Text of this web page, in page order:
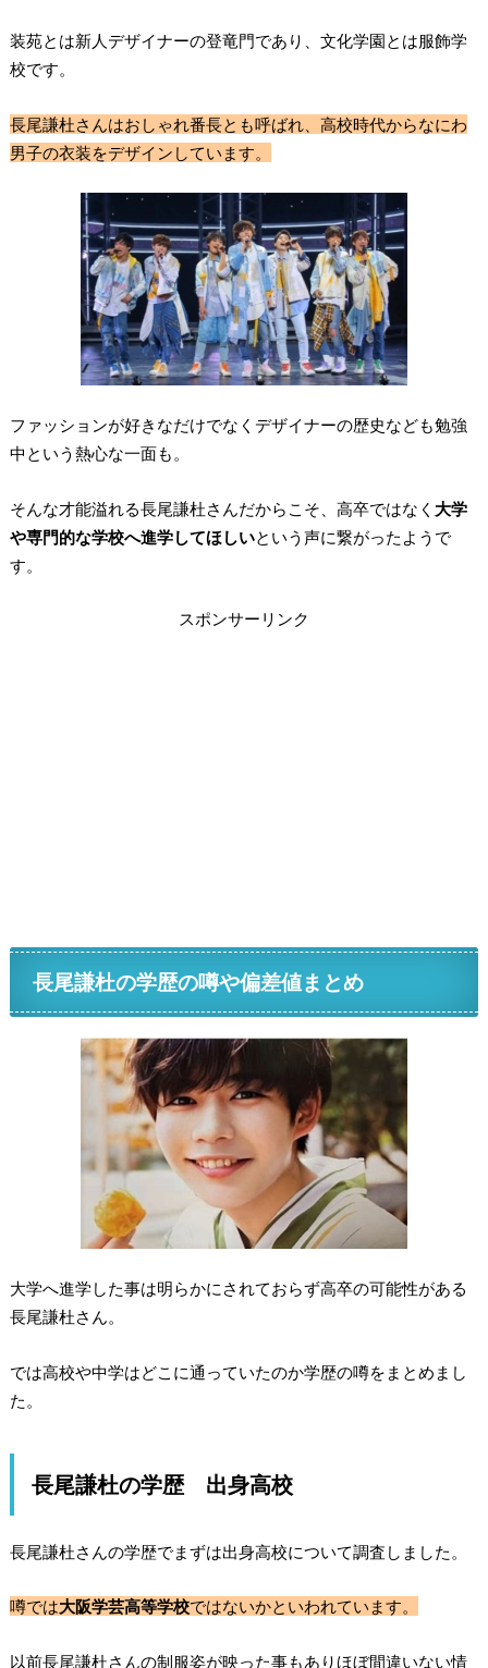
装苑とは新人デザイナーの登竜門であり、文化学園とは服飾学
校です。
長尾謙杜さんはおしゃれ番長とも呼ばれ、 高校時代からなにわ
男子の衣装をデザイン しています。
ファッションが好きなだけでなくデザイナーの歴史なども勉強
中という熱心な一面も。
そんな才能溢れる長尾謙杜さんだからこそ、高卒ではなく 大学
や専門的な学校へ進学してほしいという声に繋がったようで
す。
スポンサーリンク
長尾謙杜の学歴の噂や偏差値まとめ
大学へ進学した事は明らかにされておらず高卒の可能性がある
長尾謙杜さん。
では高校や中学はどこに通っていたのか学歴の噂をまとめまし
た。
長尾謙杜の学歴 出身高校
長尾謙杜さんの学歴でまずは出身高校について調査しました。
噂では大阪学芸高等学校ではないかといわれています。
以前長尾謙杜さんの制服姿が映った事もありほぼ間違いない情